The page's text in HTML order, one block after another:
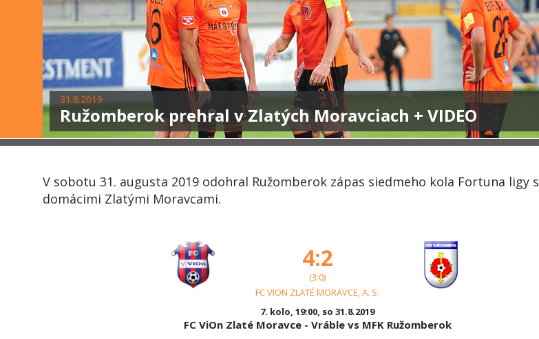
31.8.2019
Ružomberok prehral v Zlatých Moravciach + VIDEO
V sobotu 31. augusta 2019 odohral Ružomberok zápas siedmeho kola Fortuna ligy s
domácimi Zlatými Moravcami.
4:2
(3:0)
FC VION ZLATÉ MORAVCE, A. S.
7. kolo, 19:00, so 31.8.2019
FC ViOn Zlaté Moravce - Vráble vs MFK Ružomberok